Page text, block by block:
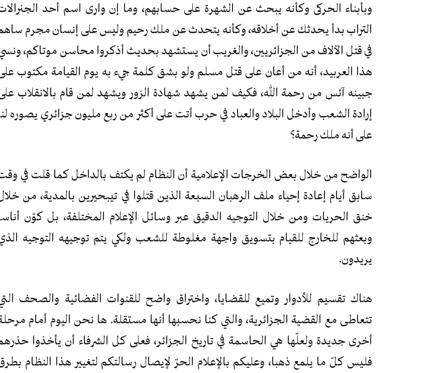
وبأبناء الحركى وكأنه يبحث عن الشهرة على حسابهم، وما إن وارى اسم أحد
التراب بدأ يحدثك عن أخلاقه، وكأنه يتحدث عن ملك رحيم وليس على إنسان مجرم
في قتل الآلاف من الجزائريين، والغريب أن يستشهد بحديث أذكروا محاسن موتاكم،
هذا العربيد، أنه من أعان على قتل مسلم ولو بشق كلمة جيء به يوم القيامة مكتوب
جبينه آئس من رحمة الله، فكيف لمن يشهد شهادة الزور ويشهد لمن قام بالانقلاب
إرادة الشعب وأدخل البلاد والعباد في حرب أتت على أكثر من ربع مليون جزائري يصوره
على أنه ملك رحمة؟
الواضح من خلال بعض الخرجات الإعلامية أن النظام لم يكتف بالداخل كما قلت في
سابق أيام إعادة إحياء ملف الرهبان السبعة الذين قتلوا في تيبحيرين بالمدية، من
خنق الحريات ومن خلال التوجيه الدقيق عبر وسائل الإعلام المختلفة، بل كوّن
وبعثهم للخارج للقيام بتسويق واجهة مغلوطة للشعب ولكي يتم توجيهه التوجيه
يريدون.
هناك تقسيم للأدوار وتميع للقضايا، واختراق واضح للقنوات الفضائية والصحف
تتعاطى مع القضية الجزائرية، والتي كنا نحسبها أنها مستقلة. ها نحن اليوم أمام
أخرى جديدة ولعلّها هي الحاسمة في تاريخ الجزائر، فعلى كل الشرفاء أن يأخذوا
فليس كلّ ما يلمع ذهبا، وعليكم بالإعلام الحرّ لإيصال رسالتكم لتغيير هذا النظام